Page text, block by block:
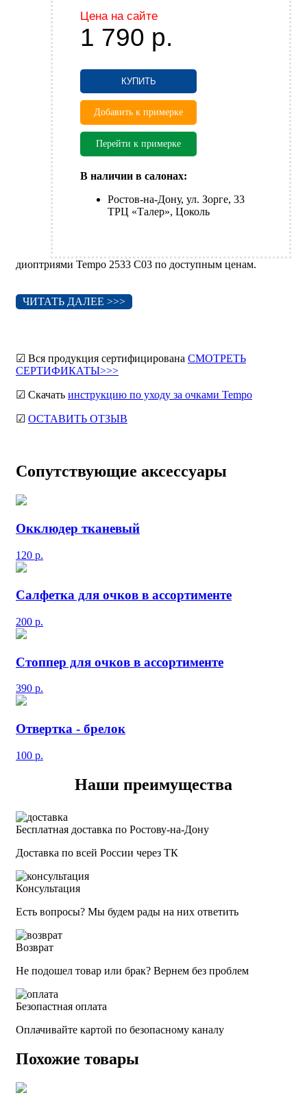
Цена на сайте
1 790 р.
КУПИТЬ
Добавить к примерке
Перейти к примерке
В наличии в салонах:
Ростов-на-Дону, ул. Зорге, 33
ТРЦ «Талер», Цоколь
диоптриями Tempo 2533 C03 по доступным ценам.
ЧИТАТЬ ДАЛЕЕ >>>
☑ Вся продукция сертифицирована СМОТРЕТЬ
СЕРТИФИКАТЫ>>>
☑ Скачать инструкцию по уходу за очками Tempo
☑ ОСТАВИТЬ ОТЗЫВ
Сопутствующие аксессуары
Окклюдер тканевый
120 р.
Салфетка для очков в ассортименте
200 р.
Стоппер для очков в ассортименте
390 р.
Отвертка - брелок
100 р.
Наши преимущества
Бесплатная доставка по Ростову-на-Дону
Доставка по всей России через ТК
Консультация
Есть вопросы? Мы будем рады на них ответить
Возврат
Не подошел товар или брак? Вернем без проблем
Безопастная оплата
Оплачивайте картой по безопасному каналу
Похожие товары